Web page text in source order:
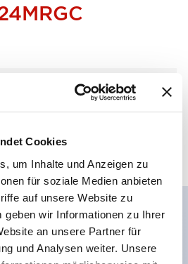
Cookies
um Inhalte und Anzeigen zu
für soziale Medien anbieten
auf unsere Website zu
geben wir Informationen zu Ihrer
an unsere Partner für
und Analysen weiter. Unsere
zum Zitat hinzufügen